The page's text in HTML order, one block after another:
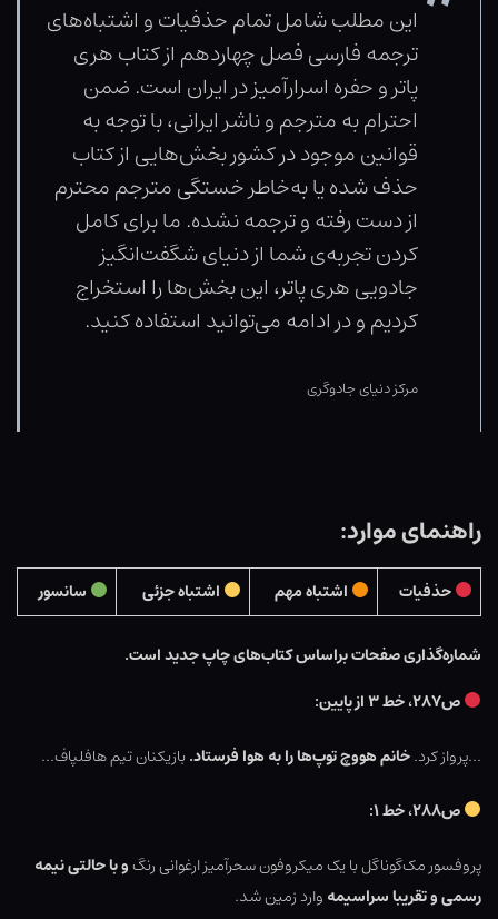
این مطلب شامل تمام حذفیات و اشتباه‌های
ترجمه فارسی فصل چهاردهم از کتاب هری
پاتر و حفره اسرارآمیز در ایران است. ضمن
احترام به مترجم و ناشر ایرانی، با توجه به
قوانین موجود در کشور بخش‌هایی از کتاب
حذف شده یا به‌خاطر خستگی مترجم محترم
از دست رفته و ترجمه نشده. ما برای کامل
کردن تجربه‌ی شما از دنیای شگفت‌انگیز
جادویی هری پاتر، این بخش‌ها را استخراج
کردیم و در ادامه می‌توانید استفاده کنید.
مرکز دنیای جادوگری
راهنمای موارد:
حذفیات اشتباه مهم اشتباه جزئی سانسور
شماره‌گذاری صفحات براساس کتاب‌های چاپ جدید است.
ص۲۸۷، خط ۳ از پایین:
…پرواز کرد.خانم هووچ توپ‌ها را به هوا فرستاد.بازیکنان تیم هافلپاف…
ص۲۸۸، خط ۱:
پروفسور مک‌گوناگل با یک میکروفون سحرآمیز ارغوانی رنگو با حالتی نیمه
رسمی و تقریبا سراسیمه وارد زمین شد.